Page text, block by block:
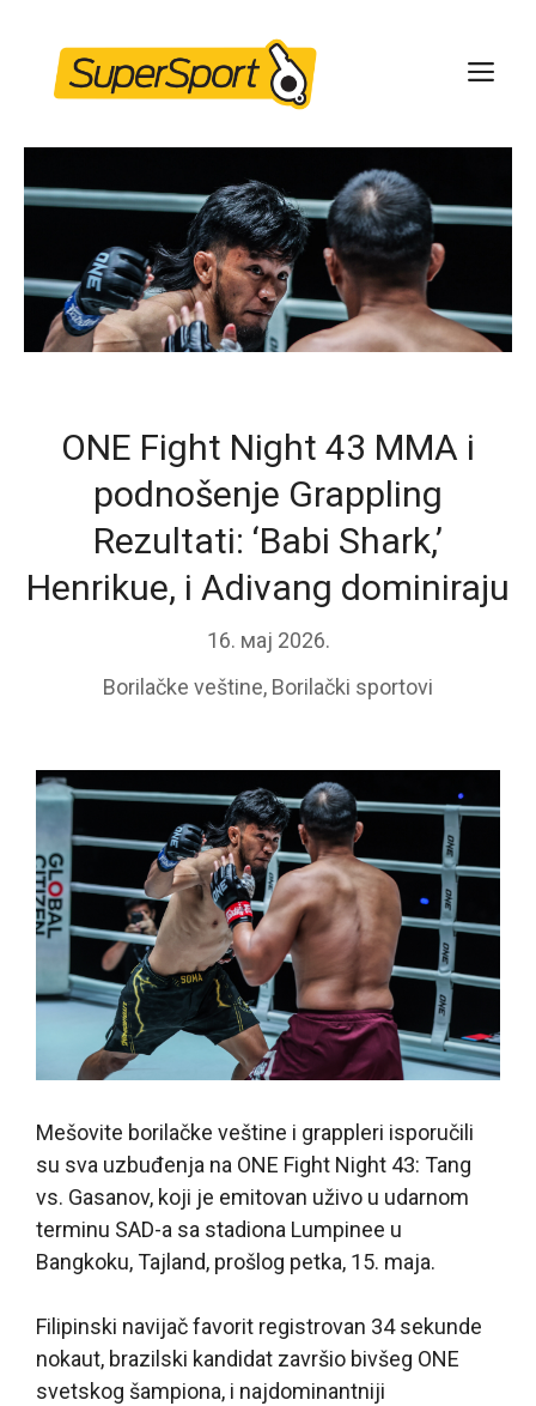
content
ONE Fight Night 43 MMA i
podnošenje Grappling
Rezultati: ‘Babi Shark,’
Henrikue, i Adivang dominiraju
16. мај 2026.
Borilačke veštine, Borilački sportovi
Mešovite borilačke veštine i grappleri isporučili
su sva uzbuđenja na ONE Fight Night 43: Tang
vs. Gasanov, koji je emitovan uživo u udarnom
terminu SAD-a sa stadiona Lumpinee u
Bangkoku, Tajland, prošlog petka, 15. maja.
Filipinski navijač favorit registrovan 34 sekunde
nokaut, brazilski kandidat završio bivšeg ONE
svetskog šampiona, i najdominantniji